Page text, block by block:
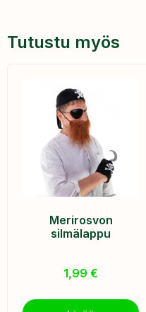
Tutustu myös
Merirosvon
silmälappu
1,99 €